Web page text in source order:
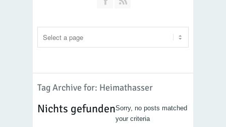
Tag Archive for: Heimathasser
Nichts gefundenSorry, no posts matched
your criteria